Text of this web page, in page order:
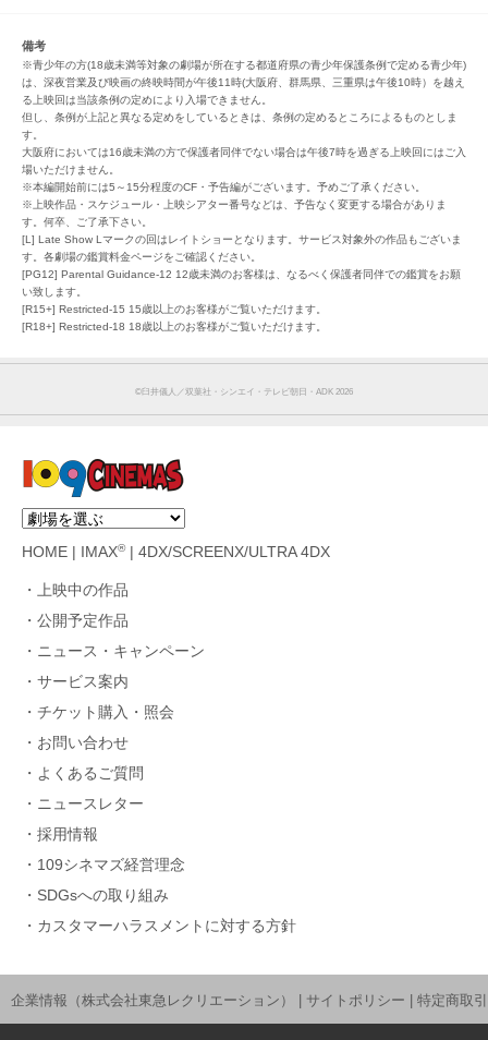
備考
※青少年の方(18歳未満等対象の劇場が所在する都道府県の青少年保護条例で定める青少年)
は、深夜営業及び映画の終映時間が午後11時(大阪府、群馬県、三重県は午後10時）を越え
る上映回は当該条例の定めにより入場できません。
但し、条例が上記と異なる定めをしているときは、条例の定めるところによるものとしま
す。
大阪府においては16歳未満の方で保護者同伴でない場合は午後7時を過ぎる上映回にはご入
場いただけません。
※本編開始前には5～15分程度のCF・予告編がございます。予めご了承ください。
※上映作品・スケジュール・上映シアター番号などは、予告なく変更する場合がありま
す。何卒、ご了承下さい。
[L] Late Show Lマークの回はレイトショーとなります。サービス対象外の作品もございま
す。各劇場の鑑賞料金ページをご確認ください。
[PG12] Parental Guidance-12 12歳未満のお客様は、なるべく保護者同伴での鑑賞をお願
い致します。
[R15+] Restricted-15 15歳以上のお客様がご覧いただけます。
[R18+] Restricted-18 18歳以上のお客様がご覧いただけます。
©︎臼井儀人／双葉社・シンエイ・テレビ朝日・ADK 2026
HOME IMAX®| 4DX/SCREENX/ULTRA 4DX
上映中の作品
公開予定作品
ニュース・キャンペーン
サービス案内
チケット購入・照会
お問い合わせ
よくあるご質問
ニュースレター
採用情報
109シネマズ経営理念
SDGsへの取り組み
カスタマーハラスメントに対する方針
企業情報（株式会社東急レクリエーション） サイトポリシー 特定商取